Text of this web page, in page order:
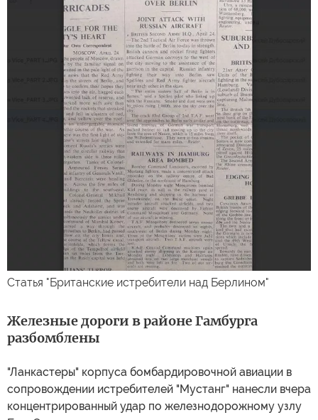
Статья "Британские истребители над Берлином"
Железные дороги в районе Гамбурга
разбомблены
"Ланкастеры" корпуса бомбардировочной авиации в
сопровождении истребителей "Мустанг" нанесли вчера
концентрированный удар по железнодорожному узлу